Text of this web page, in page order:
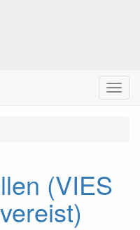
Menu
(VIES